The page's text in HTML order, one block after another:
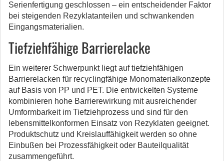
Serienfertigung geschlossen – ein entscheidender Faktor
bei steigenden Rezyklatanteilen und schwankenden
Eingangsmaterialien.
Tiefziehfähige Barrierelacke
Ein weiterer Schwerpunkt liegt auf tiefziehfähigen
Barrierelacken für recyclingfähige Monomaterialkonzepte
auf Basis von PP und PET. Die entwickelten Systeme
kombinieren hohe Barrierewirkung mit ausreichender
Umformbarkeit im Tiefziehprozess und sind für den
lebensmittelkonformen Einsatz von Rezyklaten geeignet.
Produktschutz und Kreislauffähigkeit werden so ohne
Einbußen bei Prozessfähigkeit oder Bauteilqualität
zusammengeführt.